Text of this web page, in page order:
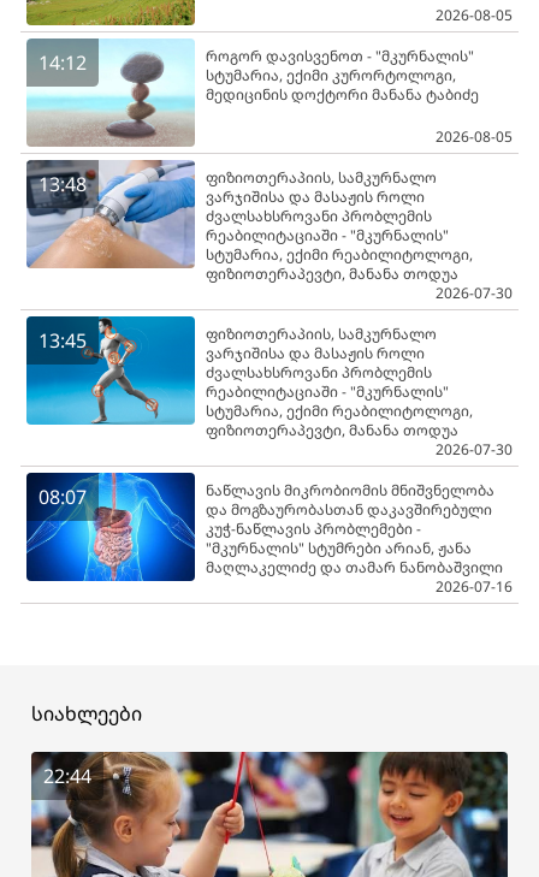
2026-08-05
14:12
როგორ დავისვენოთ - "მკურნალის"
სტუმარია, ექიმი კურორტოლოგი,
მედიცინის დოქტორი მანანა ტაბიძე
2026-08-05
13:48
ფიზიოთერაპიის, სამკურნალო
ვარჯიშისა და მასაჟის როლი
ძვალსახსროვანი პრობლემის
რეაბილიტაციაში - "მკურნალის"
სტუმარია, ექიმი რეაბილიტოლოგი,
ფიზიოთერაპევტი, მანანა თოდუა
2026-07-30
13:45
ფიზიოთერაპიის, სამკურნალო
ვარჯიშისა და მასაჟის როლი
ძვალსახსროვანი პრობლემის
რეაბილიტაციაში - "მკურნალის"
სტუმარია, ექიმი რეაბილიტოლოგი,
ფიზიოთერაპევტი, მანანა თოდუა
2026-07-30
08:07
ნაწლავის მიკრობიომის მნიშვნელობა
და მოგზაურობასთან დაკავშირებული
კუჭ-ნაწლავის პრობლემები -
"მკურნალის" სტუმრები არიან, ჟანა
მაღლაკელიძე და თამარ ნანობაშვილი
2026-07-16
სიახლეები
22:44